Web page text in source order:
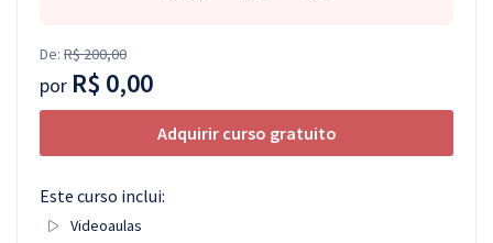
Blog
De: R$ 200,00
por R$ 0,00
Adquirir curso gratuito
Este curso inclui:
Videoaulas